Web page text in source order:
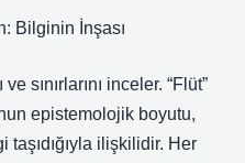
Bilginin İnşası
sınırlarını inceler. “Flüt”
epistemolojik boyutu,
ilişkilidir. Her